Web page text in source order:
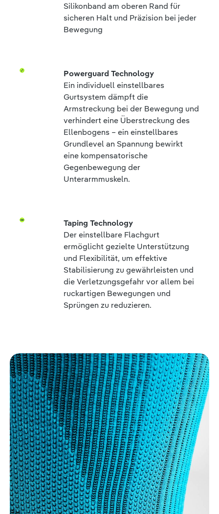
Silikonband am oberen Rand für
sicheren Halt und Präzision bei jeder
Bewegung
Powerguard Technology
Ein individuell einstellbares
Gurtsystem dämpft die
Armstreckung bei der Bewegung und
verhindert eine Überstreckung des
Ellenbogens – ein einstellbares
Grundlevel an Spannung bewirkt
eine kompensatorische
Gegenbewegung der
Unterarmmuskeln.
Taping Technology
Der einstellbare Flachgurt
ermöglicht gezielte Unterstützung
und Flexibilität, um effektive
Stabilisierung zu gewährleisten und
die Verletzungsgefahr vor allem bei
ruckartigen Bewegungen und
Sprüngen zu reduzieren.